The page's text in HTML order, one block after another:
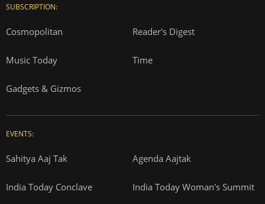
SUBSCRIPTION:
Cosmopolitan Reader's Digest
Music Today Time
Gadgets & Gizmos
EVENTS:
Sahitya Aaj Tak Agenda Aajtak
India Today Conclave India Today Woman's Summit